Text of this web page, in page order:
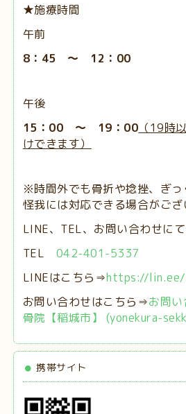
★施療時間
午前
8：45 ～ 12：00
午後
15：00 ～ 19：00 （19時
けできます）
※時間外でも骨折や捻挫、ぎ
怪我には対応できる場合がござ
LINE、TEL、お問い合わせにて
TEL 042-401-5337
LINEはこちら⇒https://lin.ee/
お問い合わせはこちら⇒お問
骨院【稲城市】 (yonekura-
携帯サイト